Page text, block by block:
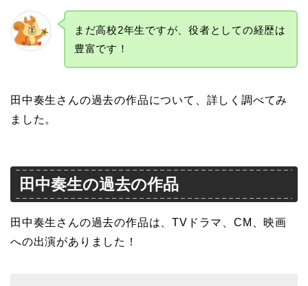
まだ高校2年生ですが、役者としての経歴は
豊富です！
田中奏生さんの過去の作品について、詳しく調べてみ
ました。
田中奏生の過去の作品
田中奏生さんの過去の作品は 、TVドラマ、CM、映画
への出演がありました！